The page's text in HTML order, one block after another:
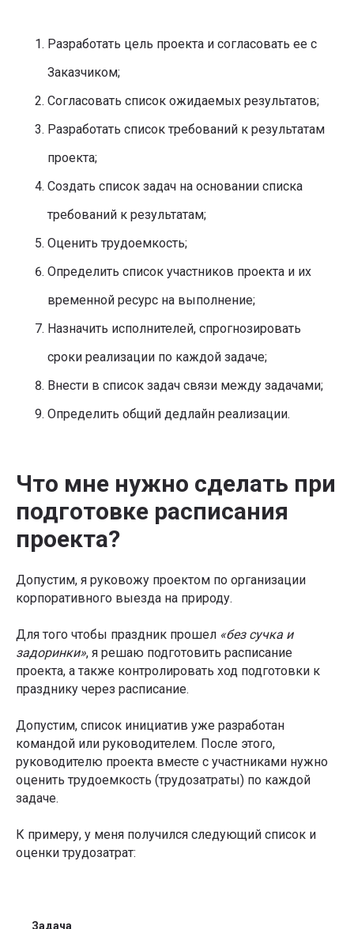
Разработать цель проекта и согласовать ее с
Заказчиком;
Согласовать список ожидаемых результатов;
Разработать список требований к результатам
проекта;
Создать список задач на основании списка
требований к результатам;
Оценить трудоемкость;
Определить список участников проекта и их
временной ресурс на выполнение;
Назначить исполнителей, спрогнозировать
сроки реализации по каждой задаче;
Внести в список задач связи между задачами;
Определить общий дедлайн реализации.
Что мне нужно сделать при
подготовке расписания
проекта?
Допустим, я руковожу проектом по организации
корпоративного выезда на природу.
Для того чтобы праздник прошел «без сучка и
задоринки», я решаю подготовить расписание
проекта, а также контролировать ход подготовки к
празднику через расписание.
Допустим, список инициатив уже разработан
командой или руководителем. После этого,
руководителю проекта вместе с участниками нужно
оценить трудоемкость (трудозатраты) по каждой
задаче.
К примеру, у меня получился следующий список и
оценки трудозатрат:
Задача